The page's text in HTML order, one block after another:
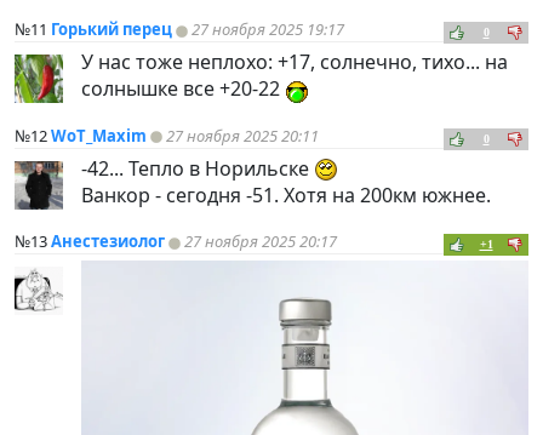
№11 Горький перец 27 ноября 2025 19:17 0
У нас тоже неплохо: +17, солнечно, тихо... на
солнышке все +20-22
№12WoT_Maxim 27 ноября 2025 20:11 0
-42... Тепло в Норильске
Ванкор - сегодня -51. Хотя на 200км южнее.
№13Анестезиолог 27 ноября 2025 20:17 +1